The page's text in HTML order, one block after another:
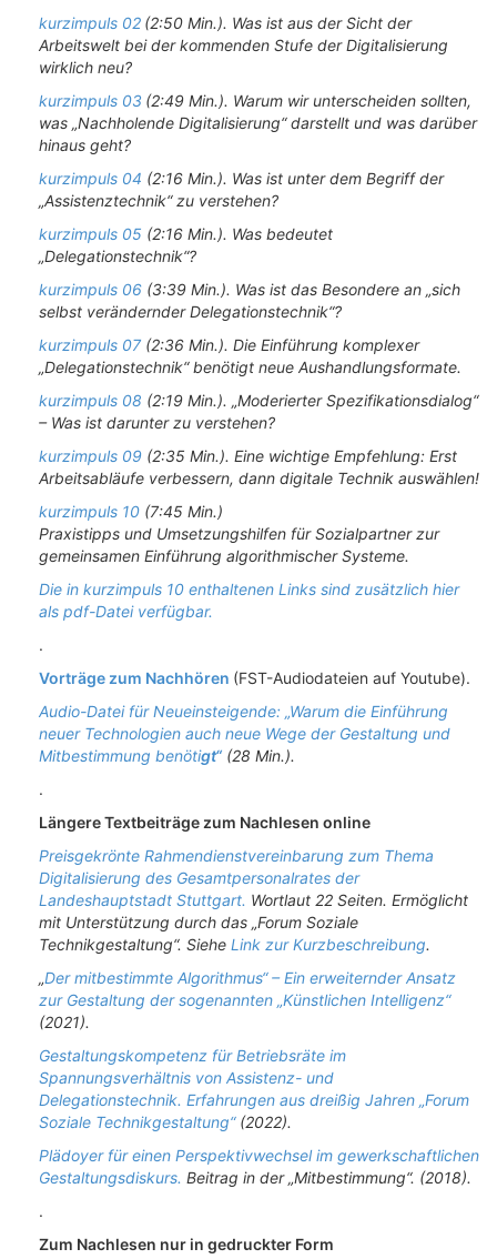
kurzimpuls 02 (2:50 Min.). Was ist aus der Sicht der
Arbeitswelt bei der kommenden Stufe der Digitalisierung
wirklich neu?
kurzimpuls 03 (2:49 Min.). Warum wir unterscheiden sollten,
was „Nachholende Digitalisierung“ darstellt und was darüber
hinaus geht?
kurzimpuls 04 (2:16 Min.). Was ist unter dem Begriff der
„Assistenztechnik“ zu verstehen?
kurzimpuls 05 (2:16 Min.). Was bedeutet
„Delegationstechnik“?
kurzimpuls 06 (3:39 Min.). Was ist das Besondere an „sich
selbst verändernder Delegationstechnik“?
kurzimpuls 07(2:36 Min.). Die Einführung komplexer
„Delegationstechnik“ benötigt neue Aushandlungsformate.
kurzimpuls 08 (2:19 Min.). „Moderierter Spezifikationsdialog“
– Was ist darunter zu verstehen?
kurzimpuls 09 (2:35 Min.). Eine wichtige Empfehlung: Erst
Arbeitsabläufe verbessern, dann digitale Technik auswählen!
kurzimpuls 10 (7:45 Min.)
Praxistipps und Umsetzungshilfen für Sozialpartner zur
gemeinsamen Einführung algorithmischer Systeme.
Die in kurzimpuls 10 enthaltenen Links sind zusätzlich hier
als pdf-Datei verfügbar.
.
Vorträge zum Nachhören (FST-Audiodateien auf Youtube).
Audio-Datei für Neueinsteigende: „Warum die Einführung
neuer Technologien auch neue Wege der Gestaltung und
Mitbestimmung benötigt“ (28 Min.).
.
Längere Textbeiträge zum Nachlesen online
Preisgekrönte Rahmendienstvereinbarung zum Thema
Digitalisierung des Gesamtpersonalrates der
Landeshauptstadt Stuttgart. Wortlaut 22 Seiten. Ermöglicht
mit Unterstützung durch das „Forum Soziale
Technikgestaltung“. Siehe Link zur Kurzbeschreibung.
„Der mitbestimmte Algorithmus“ – Ein erweiternder Ansatz
zur Gestaltung der sogenannten „Künstlichen Intelligenz“
(2021).
Gestaltungskompetenz für Betriebsräte im
Spannungsverhältnis von Assistenz- und
Delegationstechnik. Erfahrungen aus dreißig Jahren „Forum
Soziale Technikgestaltung“(2022).
Plädoyer für einen Perspektivwechsel im gewerkschaftlichen
Gestaltungsdiskurs. Beitrag in der „Mitbestimmung“. (2018).
.
Zum Nachlesen nur in gedruckter Form